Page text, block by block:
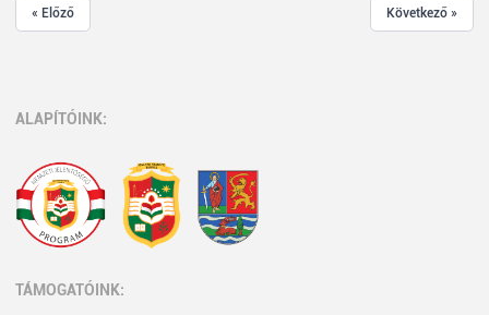
« Előző Következő »
ALAPÍTÓINK:
TÁMOGATÓINK: